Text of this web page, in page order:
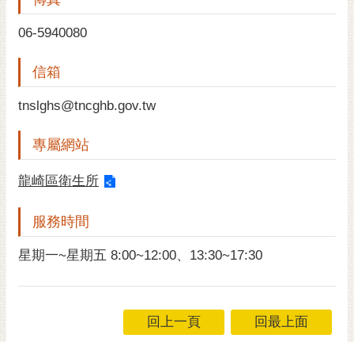
偉
花
泉
桐
花
網
站
覽
06-5940080
信箱
tnslghs@tncghb.gov.tw
專屬網站
龍崎區衛生所
服務時間
星期一~星期五 8:00~12:00、13:30~17:30
回上一頁 回最上面